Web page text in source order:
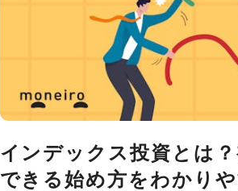
インデックス投資とは
できる始め方をわかり